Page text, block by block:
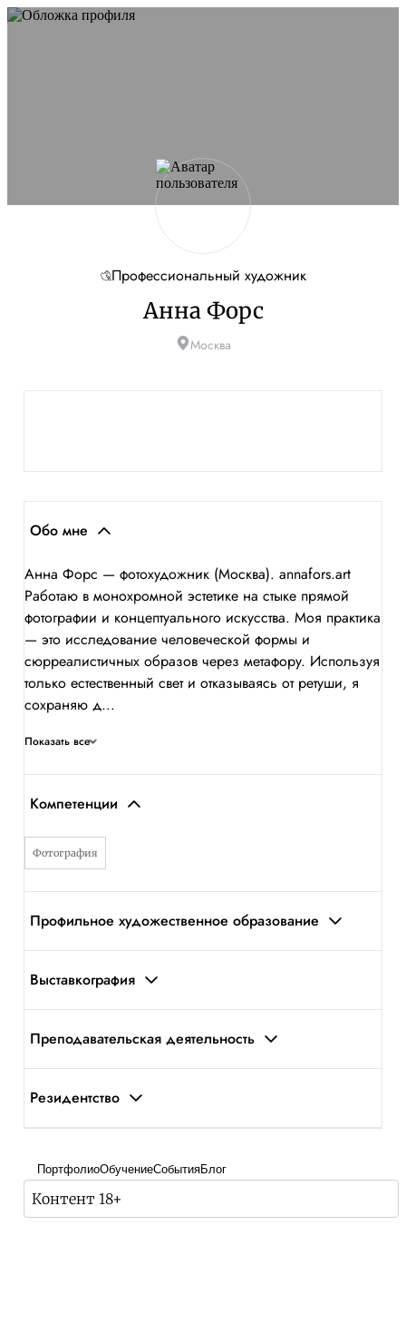
Профессиональный художник
Анна Форс
Москва
Обо мне
Анна Форс — фотохудожник (Москва). annafors.art
Работаю в монохромной эстетике на стыке прямой
фотографии и концептуального искусства. Моя практика
— это исследование человеческой формы и
сюрреалистичных образов через метафору. Используя
только естественный свет и отказываясь от ретуши, я
сохраняю д...
Показать все
Компетенции
Фотография
Профильное художественное образование
Выставкография
Преподавательская деятельность
Резидентство
ПортфолиоОбучениеСобытияБлог
Контент 18+